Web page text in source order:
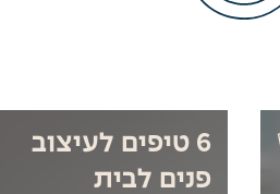
6 טיפים לעיצוב
פנים לבית